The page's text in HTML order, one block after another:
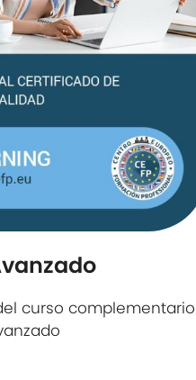
curso complementario